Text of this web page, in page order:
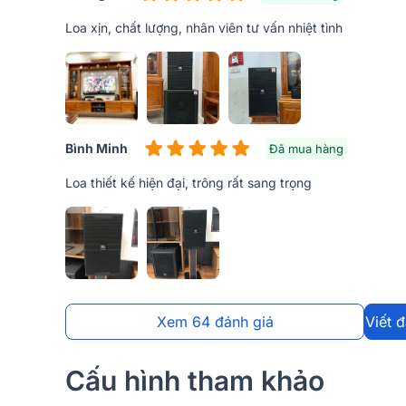
Trải qua quy trình sản xuất kỹ lưỡng, linh kiện cho
mà còn tác động đến âm thanh thùng loa được hoạt
Loa xịn, chất lượng, nhân viên tư vấn nhiệt tình
Bình Minh Đã mua hàng
Loa thiết kế hiện đại, trông rất sang trọng
Xem 64 đánh giá Viết
Cấu hình tham khảo